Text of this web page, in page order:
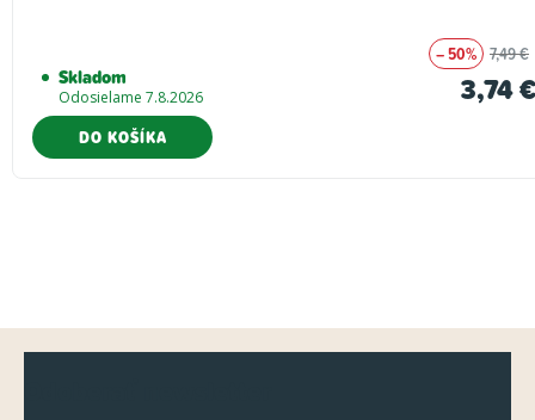
Skladom
Odosielame 7.8.2026
– 50% 7,49 €
3,74
DO KOŠÍKA